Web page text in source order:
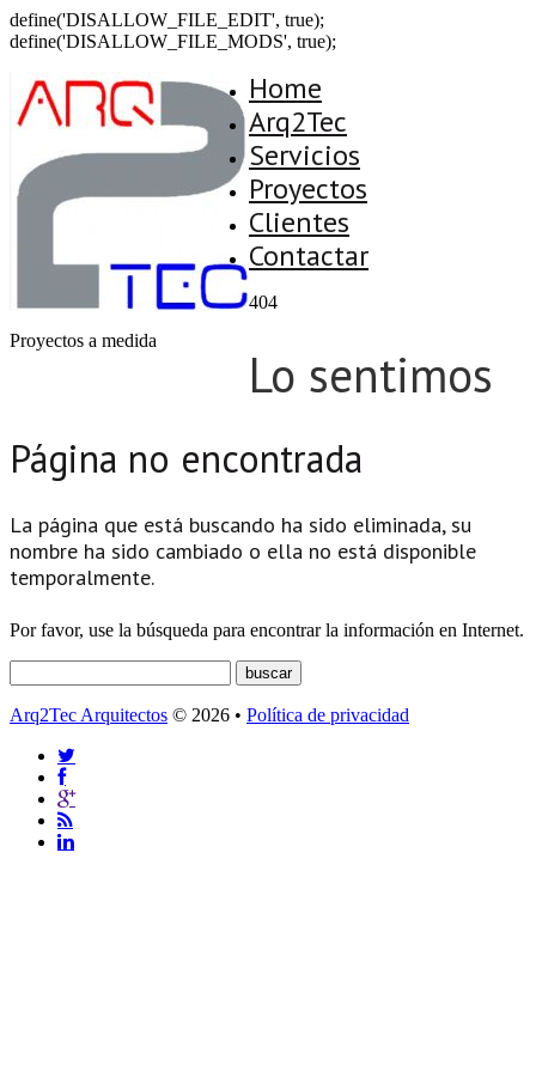
define('DISALLOW_FILE_EDIT', true);
define('DISALLOW_FILE_MODS', true);
Proyectos a medida
Home
Arq2Tec
Servicios
Proyectos
Clientes
Contactar
404
Lo sentimos
Página no encontrada
La página que está buscando ha sido eliminada, su
nombre ha sido cambiado o ella no está disponible
temporalmente.
Por favor, use la búsqueda para encontrar la información en Internet.
Arq2Tec Arquitectos © 2026 • Política de privacidad